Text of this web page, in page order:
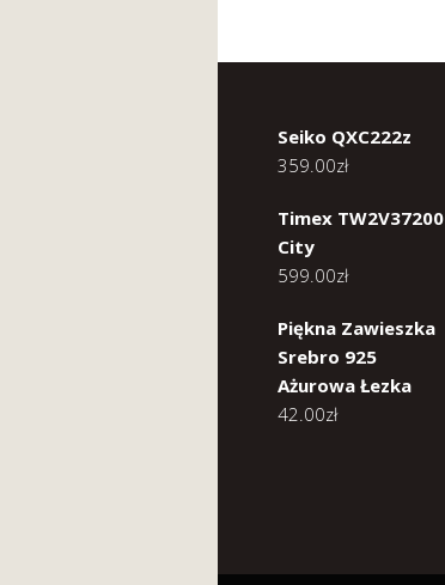
Seiko QXC222z
359.00zł
Timex TW2V37200
City
599.00zł
Piękna Zawieszka
Srebro 925
Ażurowa Łezka
42.00zł